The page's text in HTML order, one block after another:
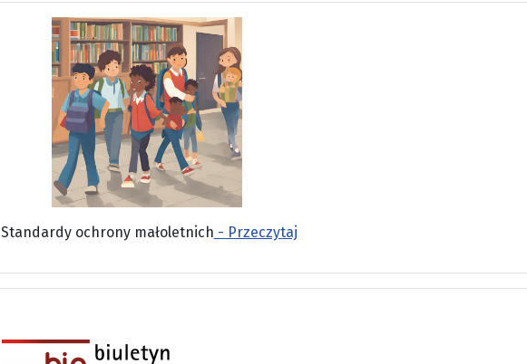
Standardy ochrony małoletnich - Przeczytaj